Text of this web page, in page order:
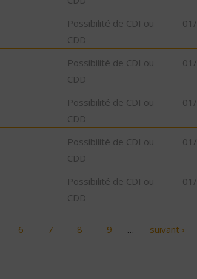
Possibilité de CDI ou
CDD
Possibilité de CDI ou
CDD
Possibilité de CDI ou
CDD
Possibilité de CDI ou
CDD
Possibilité de CDI ou
CDD
6 7 8 9 … suivant ›